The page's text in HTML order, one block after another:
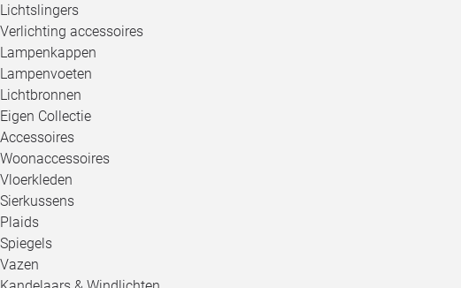
Lichtslingers
Verlichting accessoires
Lampenkappen
Lampenvoeten
Lichtbronnen
Eigen Collectie
Accessoires
Woonaccessoires
Vloerkleden
Sierkussens
Plaids
Spiegels
Vazen